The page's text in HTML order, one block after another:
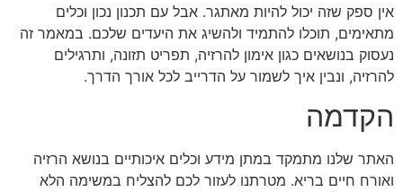
אין ספק שזה יכול להיות מאתגר. אבל עם תכנון נכון וכלים
מתאימים, תוכלו להתמיד ולהשיג את היעדים שלכם. במאמר זה
נעסוק בנושאים כגון אימון להרזיה, תפריט תזונה, ותרגילים
להרזיה, ונבין איך לשמור על הדרייב לכל אורך הדרך.
הקדמה
האתר שלנו מתמקד במתן מידע וכלים איכותיים בנושא הרזיה
ואורח חיים בריא. מטרתנו לעזור לכם להצליח במשימה הלא